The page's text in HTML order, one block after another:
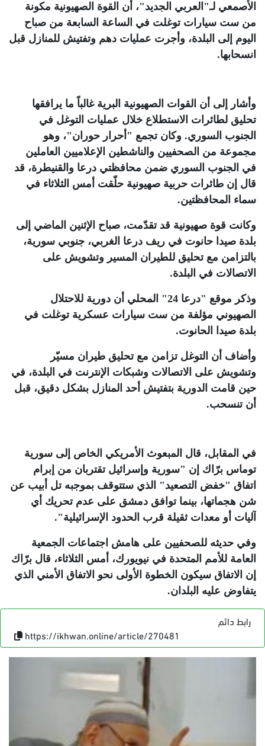
الأصمعي لـ"العربي الجديد"، أن القوة الصهيونية مكونة
من ست سيارات توغلت في الساعة السابعة من صباح
اليوم إلى البلدة، وأجرت عمليات دهم وتفتيش للمنازل قبل
انسحابها.
وأشار إلى أن القوات الصهيونية البرية غالباً ما يرافقها
تحليق لطائرات الاستطلاع خلال عمليات التوغل في
الجنوب السوري. وكان تجمع "أحرار حوران"، وهو
مجموعة من الصحفيين والناشطين الإعلاميين العاملين
في الجنوب السوري ضمن محافظتي درعا والقنيطرة، قد
قال إن طائرات حربية صهيونية حلّقت أمس الثلاثاء في
سماء المحافظتين.
وكانت قوة صهيونية قد تقدّمت، صباح الإثنين الماضي إلى
بلدة صيدا حانوت في ريف درعا الغربي، جنوبي سورية،
بالتزامن مع تحليق للطيران المسير وتشويش على
الاتصالات في البلدة.
وذكر موقع "درعا 24" المحلي أن دورية للاحتلال
الصهيوني مؤلفة من ست سيارات عسكرية توغلت في
بلدة صيدا الحانوت.
وأضاف أن التوغل تزامن مع تحليق طيران مسيّر
وتشويش على الاتصالات وشبكات الإنترنت في البلدة، في
حين قامت الدورية بتفتيش أحد المنازل بشكل دقيق، قبل
أن تنسحب.
في المقابل، قال المبعوث الأمريكي الخاص إلى سورية
توماس برّاك إن "سورية وإسرائيل تقتربان من إبرام
اتفاق "خفض التصعيد" الذي ستتوقف بموجبه تل أبيب عن
شن هجماتها، بينما توافق دمشق على عدم تحريك أي
آليات أو معدات ثقيلة قرب الحدود الإسرائيلية".
وفي حديثه للصحفيين على هامش اجتماعات الجمعية
العامة للأمم المتحدة في نيويورك، أمس الثلاثاء، قال برّاك
إن الاتفاق سيكون الخطوة الأولى نحو الاتفاق الأمني الذي
يتفاوض عليه البلدان.
رابط دائم
https://ikhwan.online/article/270481